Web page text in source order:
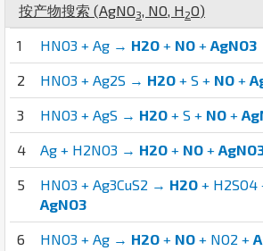
按产物搜索 (AgNO3 NO H 2O)
1 HNO3 + Ag → H2O + NO + AgNO3
2 HNO3 + Ag2S → H2O + S + NO +
3 HNO3 + AgS → H2O + S + NO +
4 Ag + H2NO3 → H2O + NO +
5 HNO3 + Ag3CuS2 → H2O + H2SO4
AgNO3
6 HNO3 + Ag → H2O + NO + NO2 +